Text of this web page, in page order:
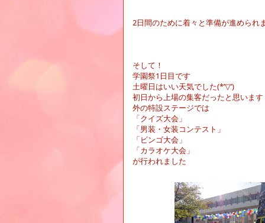
2日間のために着々と準備が進められ
そして！
学園祭1 日目です
土曜日はいい天気でした(*’▽’)
初日から上場の集客だったと思います
外の特設ステージでは
「クイズ大会」
「男装・女装コンテスト」
「ビンゴ大会」
「カラオケ大会」
が行われました